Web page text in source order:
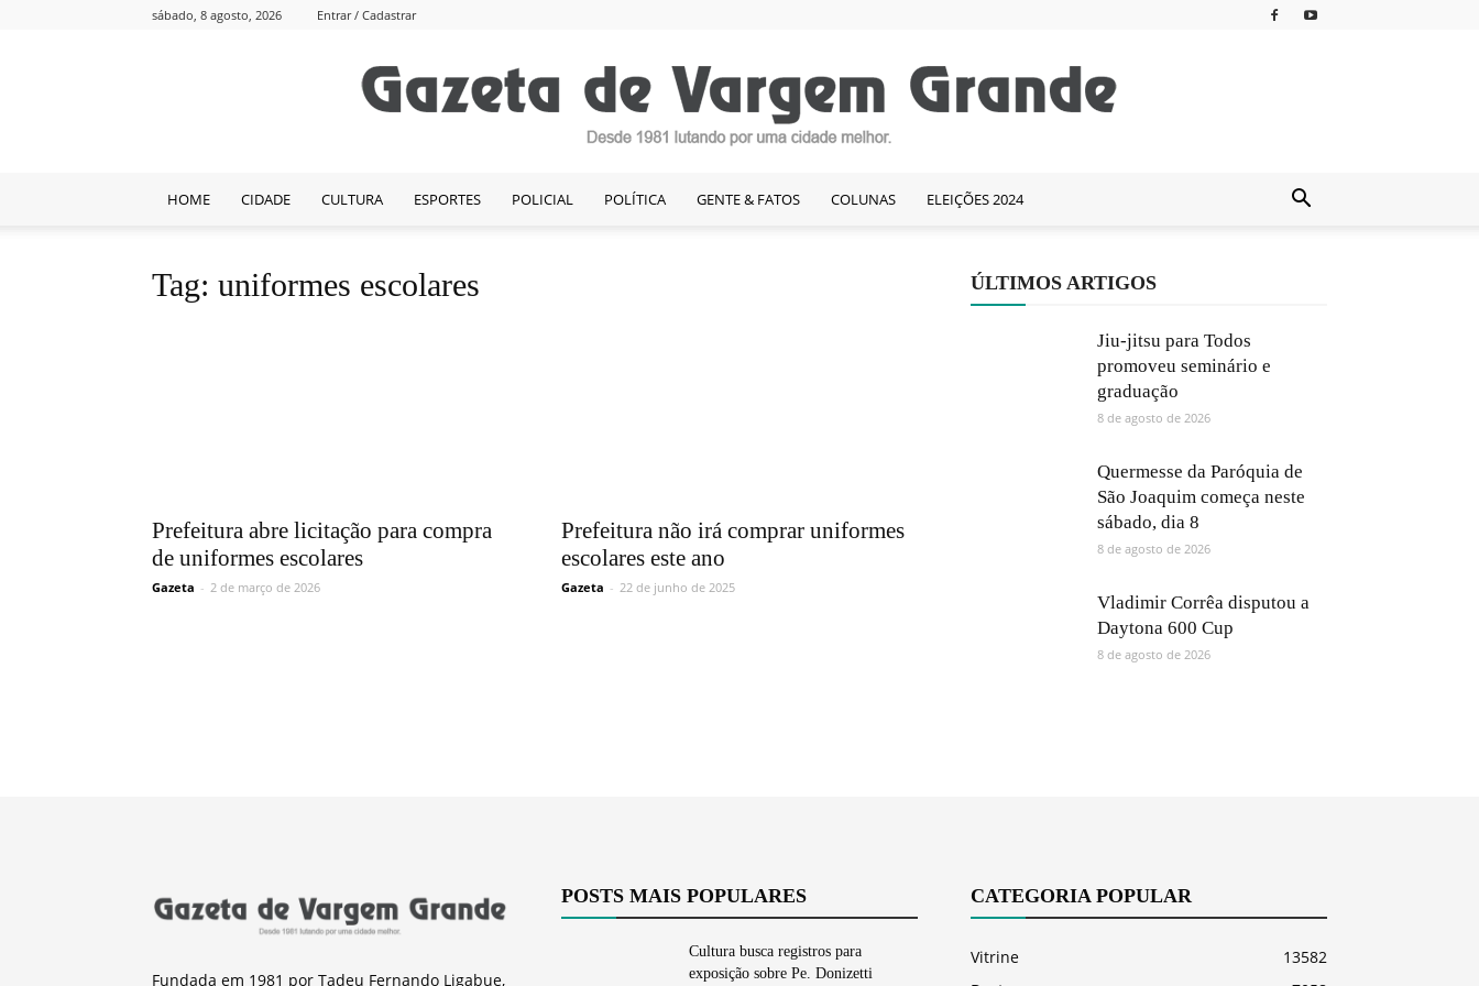
sábado, 8 agosto, 2026 Entrar / Cadastrar
HOME CIDADE CULTURA ESPORTES POLICIAL POLÍTICA GENTE & FATOS COLUNAS ELEIÇÕES 2024
Tag: uniformes escolares
Prefeitura abre licitação para compra
de uniformes escolares
Gazeta - 2 de março de 2026
Prefeitura não irá comprar uniformes
escolares este ano
Gazeta - 22 de junho de 2025
ÚLTIMOS ARTIGOS
Jiu-jitsu para Todos
promoveu seminário e
graduação
8 de agosto de 2026
Quermesse da Paróquia de
São Joaquim começa neste
sábado, dia 8
8 de agosto de 2026
Vladimir Corrêa disputou a
Daytona 600 Cup
8 de agosto de 2026
Fundada em 1981 por Tadeu Fernando Ligabue,
POSTS MAIS POPULARES
Cultura busca registros para
exposição sobre Pe. Donizetti
CATEGORIA POPULAR
Vitrine
13582